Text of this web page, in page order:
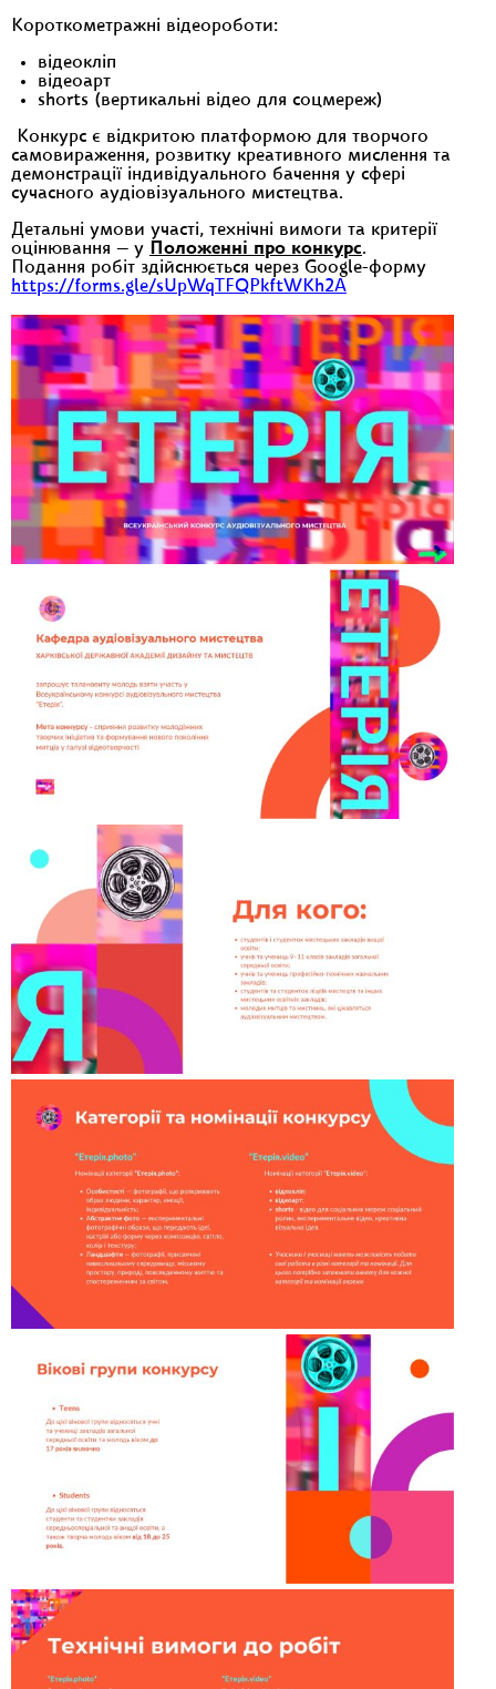
Короткометражні відеороботи:
відеокліп
відеоарт
shorts (вертикальні відео для соцмереж)
Конкурс є відкритою платформою для творчого
самовираження, розвитку креативного мислення та
демонстрації індивідуального бачення у сфері
сучасного аудіовізуального мистецтва.
Детальні умови участі, технічні вимоги та критерії
оцінювання — у
Положенні про конкурс.
Подання робіт здійснюється через Google-форму
https://forms.gle/sUpWqTFQPkftWKh2A